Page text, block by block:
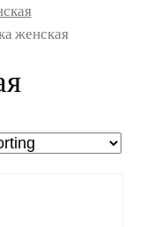
женская